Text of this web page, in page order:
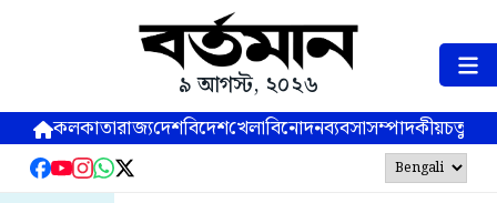
৯ আগস্ট, ২০২৬
কলকাতারাজ্যদেশবিদেশখেলাবিনোদনব্যবসাসম্পাদকীয়